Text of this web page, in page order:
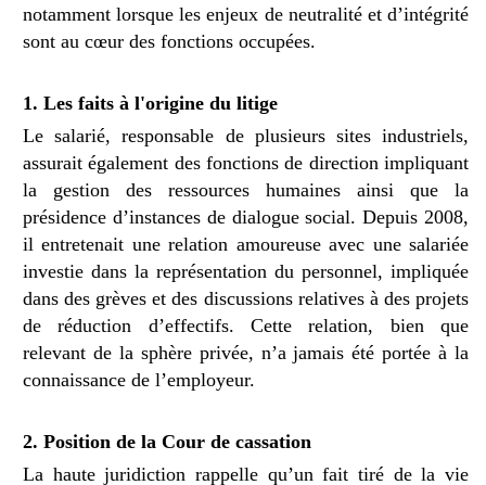
notamment lorsque les enjeux de neutralité et d’intégrité
sont au cœur des fonctions occupées.
1. Les faits à l'origine du litige
Le salarié, responsable de plusieurs sites industriels,
assurait également des fonctions de direction impliquant
la gestion des ressources humaines ainsi que la
présidence d’instances de dialogue social. Depuis 2008,
il entretenait une relation amoureuse avec une salariée
investie dans la représentation du personnel, impliquée
dans des grèves et des discussions relatives à des projets
de réduction d’effectifs. Cette relation, bien que
relevant de la sphère privée, n’a jamais été portée à la
connaissance de l’employeur.
2. Position de la Cour de cassation
La haute juridiction rappelle qu’un fait tiré de la vie